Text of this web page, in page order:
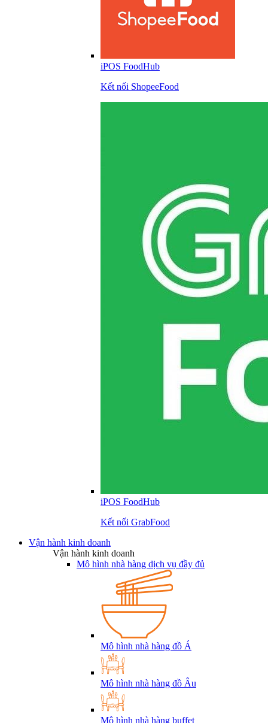
iPOS FoodHub
Kết nối ShopeeFood
iPOS FoodHub
Kết nối GrabFood
Vận hành kinh doanh
Vận hành kinh doanh
Mô hình nhà hàng dịch vụ đầy đủ
Mô hình nhà hàng đồ Á
Mô hình nhà hàng đồ Âu
Mô hình nhà hàng buffet